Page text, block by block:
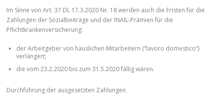
Im Sinne von Art. 37 DL 17.3.2020 Nr. 18 werden auch die Fristen für die
Zahlungen der Sozialbeiträge und der INAIL-Prämien für die
Pflichtkrankenversicherung:
der Arbeitgeber von häuslichen Mitarbeitern (“lavoro domestico”)
verlängert;
die vom 23.2.2020 bis zum 31.5.2020 fällig wären.
Durchführung der ausgesetzten Zahlungen